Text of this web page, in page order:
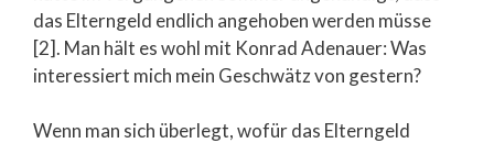
das Elterngeld endlich angehoben werden müsse
[2]. Man hält es wohl mit Konrad Adenauer: Was
interessiert mich mein Geschwätz von gestern?
Wenn man sich überlegt, wofür das Elterngeld